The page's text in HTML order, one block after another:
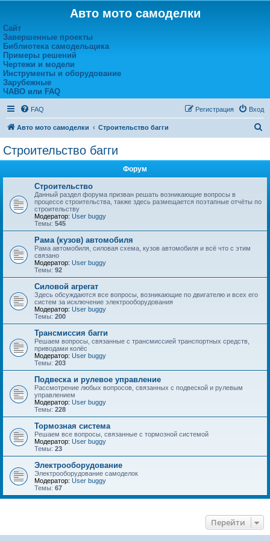
Авто мото самоделки
Сайт
Завершенные проекты
Библиотека самодельщика
Примеры решений
Чертежи и модели
Инструменты и оборудование
Зарубежные
ЧАВО или FAQ
FAQ Вход
Регистрация
Авто мото самоделки Строительство багги
Строительство багги
Форум
Строительство
Данный раздел форума призван решать возникающие вопросы в
процессе строительства, также здесь размещается поэтапные отчёты по
строительству
Модератор: User buggy
Темы: 545
Рама (кузов) автомобиля
Рама автомобиля, силовая схема, кузов автомобиля и всё что с этим
связано
Модератор: User buggy
Темы: 92
Силовой агрегат
Здесь обсуждаются все вопросы, возникающие по двигателю и всех его
систем за исключение электрооборудования
Модератор: User buggy
Темы: 200
Трансмиссия багги
Решаем вопросы, связанные с трансмиссией транспортных средств,
приводами колёс
Модератор: User buggy
Темы: 203
Подвеска и рулевое управление
Рассмотрение любых вопросов, связанных с подвеской и рулевым
управлением
Модератор: User buggy
Темы: 228
Тормозная система
Решаем все вопросы, связанные с тормозной системой
Модератор: User buggy
Темы: 23
Электрооборудование
Электрооборудование самоделок
Модератор: User buggy
Темы: 67
Перейти